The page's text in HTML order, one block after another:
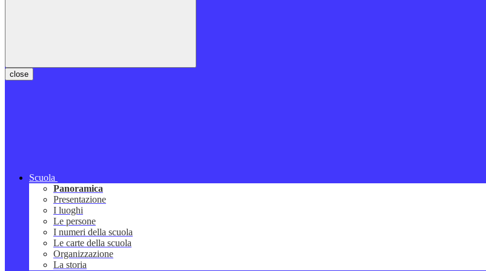
close
Scuola
Panoramica
Presentazione
I luoghi
Le persone
I numeri della scuola
Le carte della scuola
Organizzazione
La storia